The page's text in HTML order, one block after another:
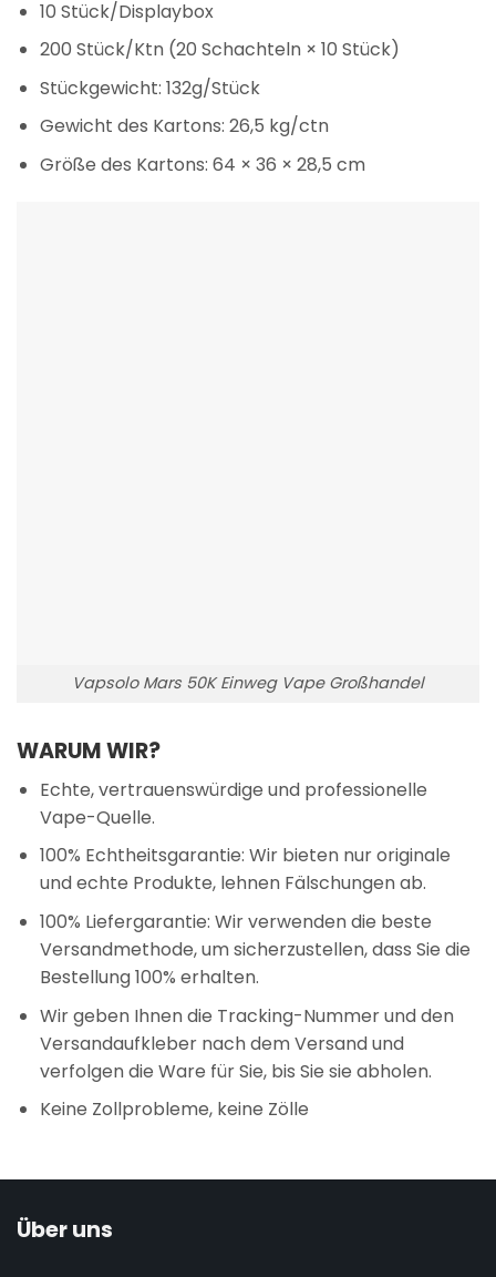
10 Stück/Displaybox
200 Stück/Ktn (20 Schachteln × 10 Stück)
Stückgewicht: 132g/Stück
Gewicht des Kartons: 26,5 kg/ctn
Größe des Kartons: 64 × 36 × 28,5 cm
Vapsolo Mars 50K Einweg Vape Großhandel
WARUM WIR?
Echte, vertrauenswürdige und professionelle
Vape-Quelle.
100% Echtheitsgarantie: Wir bieten nur originale
und echte Produkte, lehnen Fälschungen ab.
100% Liefergarantie: Wir verwenden die beste
Versandmethode, um sicherzustellen, dass Sie die
Bestellung 100% erhalten.
Wir geben Ihnen die Tracking-Nummer und den
Versandaufkleber nach dem Versand und
verfolgen die Ware für Sie, bis Sie sie abholen.
Keine Zollprobleme, keine Zölle
Über uns